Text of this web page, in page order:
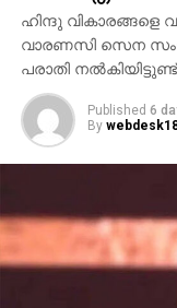
ഹിന്ദു വികാരങ്ങളെ
വാരണസി സെന
പരാതി നല്‍കിയിട്ടുണ്ട്
Published 6
By